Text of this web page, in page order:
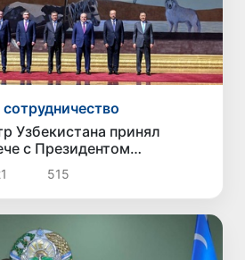
Узбекистана принял
с Президентом
мероприятий ЕАЭС
515